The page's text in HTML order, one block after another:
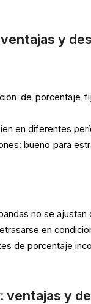
y
de
en diferentes
bueno para
no se ajustan
en
de porcentaje
ventajas y